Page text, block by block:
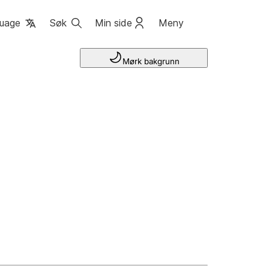
Søk Min side Meny
Mørk bakgrunn